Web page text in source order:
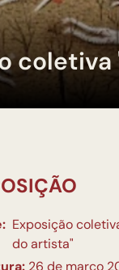
coletiva
Exposição
do artista"
26 de março